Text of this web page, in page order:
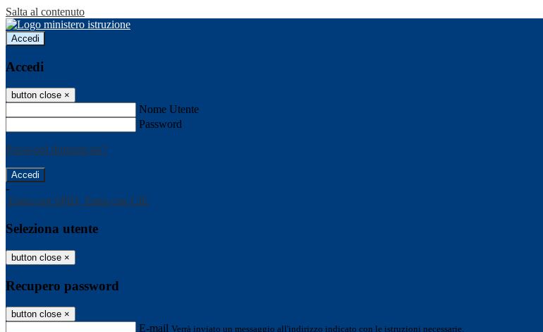
Salta al contenuto
Accedi
Accedi
button close ×
Nome Utente
Password
Password dimenticata?
-
Entra con SPID Entra con CIE
Seleziona utente
button close ×
Recupero password
button close ×
E-mail Verrà inviato un messaggio all'indirizzo indicato con le istruzioni necessarie.